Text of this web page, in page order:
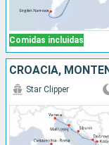
Comidas incluidas
CROACIA,
Star Clipper